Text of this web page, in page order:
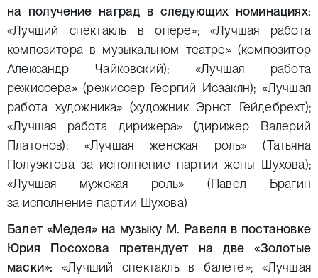
на получение наград в следующих номинациях:
«Лучший спектакль в опере»; «Лучшая работа
композитора в музыкальном театре» (композитор
Александр Чайковский); «Лучшая работа
режиссера» (режиссер Георгий Исаакян); «Лучшая
работа художника» (художник Эрнст Гейдебрехт);
«Лучшая работа дирижера» (дирижер Валерий
Платонов); «Лучшая женская роль» (Татьяна
Полуэктова за исполнение партии жены Шухова);
«Лучшая мужская роль» (Павел Брагин
за исполнение партии Шухова)
Балет «Медея» на музыку М. Равеля в постановке
Юрия Посохова претендует на две «Золотые
маски»:«Лучший спектакль в балете»; «Лучшая